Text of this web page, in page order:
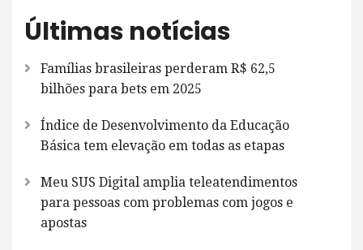
Últimas notícias
Famílias brasileiras perderam R$ 62,5
bilhões para bets em 2025
Índice de Desenvolvimento da Educação
Básica tem elevação em todas as etapas
Meu SUS Digital amplia teleatendimentos
para pessoas com problemas com jogos e
apostas